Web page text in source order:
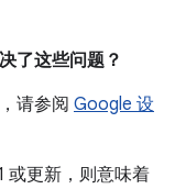
了这些问题？
请参阅 Google 设
更新，则意味着